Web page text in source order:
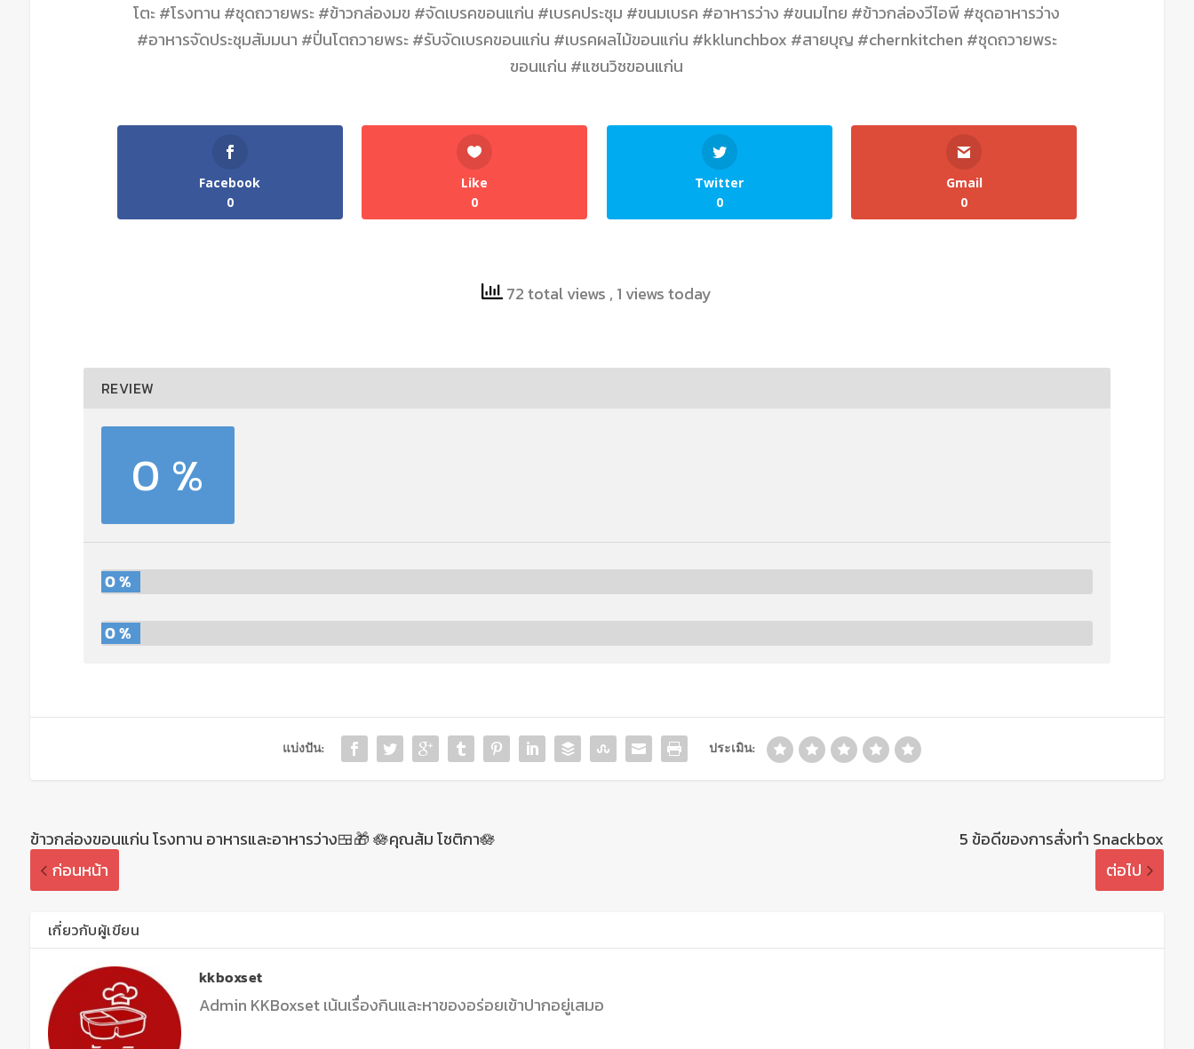
โตะ #โรงทาน #ชุดถวายพระ #ข้าวกล่องมข #จัดเบรคขอนแก่น #เบรคประชุม #ขนมเบรค #อาหารว่าง #ขนมไทย #ข้าวกล่องวีไอพี #ชุดอาหารว่าง
#อาหารจัดประชุมสัมมนา #ปิ่นโตถวายพระ #รับจัดเบรคขอนแก่น #เบรคผลไม้ขอนแก่น #kklunchbox #สายบุญ #chernkitchen #ชุดถวายพระ
ขอนแก่น #แซนวิชขอนแก่น
Facebook
0
Like
0
Twitter
0
Gmail
0
72 total views , 1 views today
REVIEW
0 %
0 %
0 %
แบ่งปัน: ประเมิน:
ข้าวกล่องขอนแก่น โรงทาน อาหารและอาหารว่าง🍱🎁 🪷คุณส้ม โชติกา🪷
ก่อนหน้า
5 ข้อดีของการสั่งทำ Snackbox
ต่อไป
เกี่ยวกับผู้เขียน
kkboxset
Admin KKBoxset เน้นเรื่องกินและหาของอร่อยเข้าปากอยู่เสมอ